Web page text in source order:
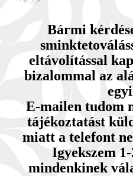
Bármi
eltávolítással
bizalommal az
E-mailen tudom
tájékoztatást
miatt a telefont
Igyekszem
mindenkinek